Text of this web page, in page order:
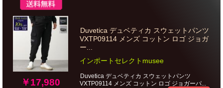
￥17,980
Duvetica デュベティカ スウェットパンツ
VXTP09114 メンズ コットン ロゴ ジョガ
ー...
インポートセレクトmusee
Duvetica デュベティカ スウェットパンツ
VXTP09114 メンズ コットン ロゴ ジョガーパ...